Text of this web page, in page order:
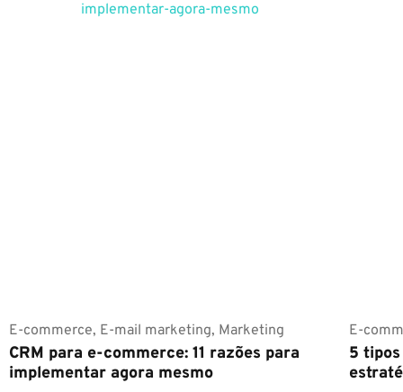
E-commerce, E-mail marketing, Marketing
CRM para e-commerce: 11 razões para
implementar agora mesmo
E-
5